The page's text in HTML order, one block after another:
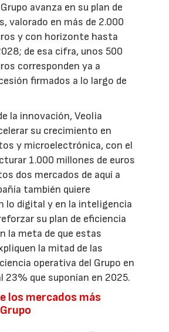
avanza en su plan de
valorado en más de 2.000
y con horizonte hasta
de esa cifra, unos 500
corresponden ya a
firmados a lo largo de
la innovación, Veolia
su crecimiento en
y microelectrónica, con el
1.000 millones de euros
dos mercados de aquí a
también quiere
lo digital y en la inteligencia
su plan de eficiencia
la meta de que estas
la mitad de las
operativa del Grupo en
23% que suponían en 2025.
los mercados más